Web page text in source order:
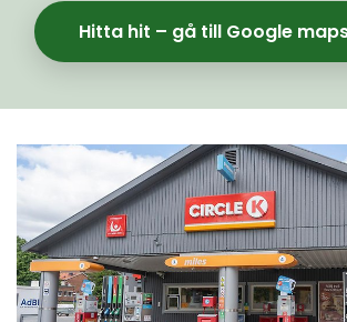
Hitta hit – gå till Google